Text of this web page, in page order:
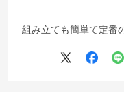
組み立ても簡単て定番